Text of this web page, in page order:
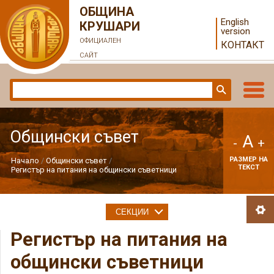
ОБЩИНА
КРУШАРИ
ОФИЦИАЛЕН
САЙТ
English
version
КОНТАКТ
Общински съвет
Начало
Общински съвет
Регистър на питания на общински съветници
- A +
РАЗМЕР НА
ТЕКСТ
Регистър на питания на
общински съветници
СЕКЦИИ